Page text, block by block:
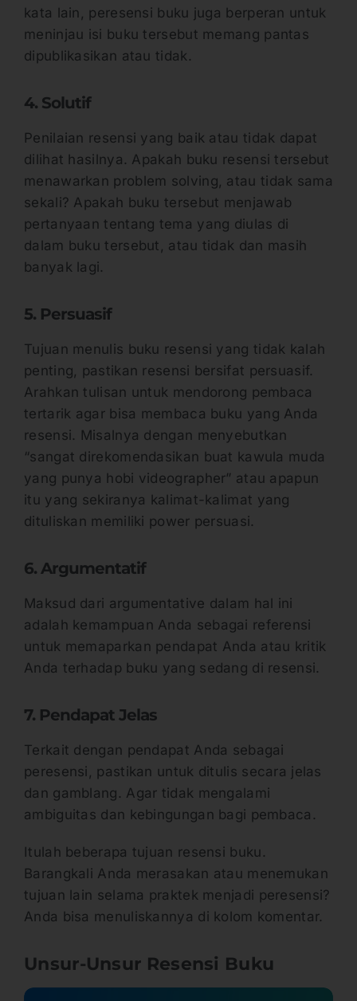
kata lain, peresensi buku juga berperan untuk
meninjau isi buku tersebut memang pantas
dipublikasikan atau tidak.
4. Solutif
Penilaian resensi yang baik atau tidak dapat
dilihat hasilnya. Apakah buku resensi tersebut
menawarkan problem solving, atau tidak sama
sekali? Apakah buku tersebut menjawab
pertanyaan tentang tema yang diulas di
dalam buku tersebut, atau tidak dan masih
banyak lagi.
5. Persuasif
Tujuan menulis buku resensi yang tidak kalah
penting, pastikan resensi bersifat persuasif.
Arahkan tulisan untuk mendorong pembaca
tertarik agar bisa membaca buku yang Anda
resensi. Misalnya dengan menyebutkan
“sangat direkomendasikan buat kawula muda
yang punya hobi videographer” atau apapun
itu yang sekiranya kalimat-kalimat yang
dituliskan memiliki power persuasi.
6. Argumentatif
Maksud dari argumentative dalam hal ini
adalah kemampuan Anda sebagai referensi
untuk memaparkan pendapat Anda atau kritik
Anda terhadap buku yang sedang di resensi.
7. Pendapat Jelas
Terkait dengan pendapat Anda sebagai
peresensi, pastikan untuk ditulis secara jelas
dan gamblang. Agar tidak mengalami
ambiguitas dan kebingungan bagi pembaca.
Itulah beberapa tujuan resensi buku.
Barangkali Anda merasakan atau menemukan
tujuan lain selama praktek menjadi peresensi?
Anda bisa menuliskannya di kolom komentar.
Unsur-Unsur Resensi Buku